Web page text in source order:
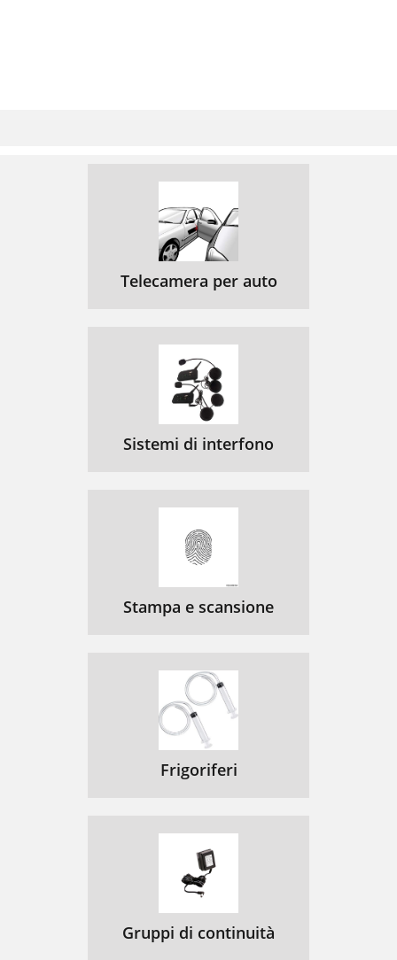
Telecamera per auto
Sistemi di interfono
Stampa e scansione
Frigoriferi
Gruppi di continuità